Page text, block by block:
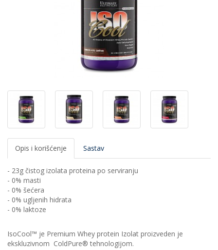
Opis i korišćenje Sastav
- 23g čistog izolata proteina po serviranju
- 0% masti
- 0% šećera
- 0% ugljenih hidrata
- 0% laktoze
IsoCool™ je Premium Whey protein Izolat proizveden je
ekskluzivnom ColdPure® tehnologijom.